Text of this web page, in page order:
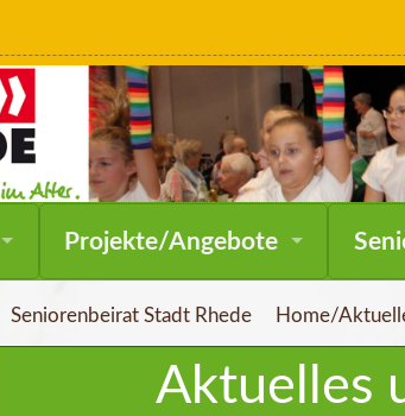
überspringen
Projekte/Angebote
Seniorenbeirat Stadt Rhede Home/
Aktuelles